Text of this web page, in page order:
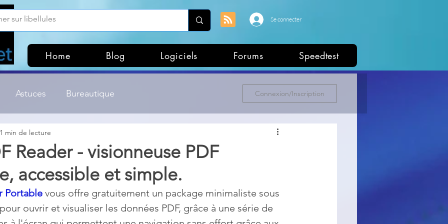
Se connecter
Home Blog Logiciels Forums Speedtest
Astuces Bureautique
Customisation Windows
de fichiers Gestion Système
Lightroom & Photoshop Linux
Connexion/Inscription
Reader - visionneuse PDF
accessible et simple.
1 min de lecture
Portable vous offre gratuitement un package minimaliste sous
ouvrir et visualiser les données PDF, grâce à une série de